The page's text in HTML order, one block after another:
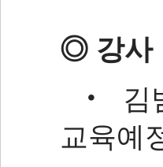
◎ 강사
‧ 김
교육예